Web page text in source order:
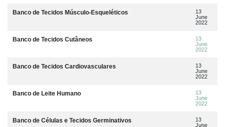
Banco de Tecidos Músculo-Esqueléticos
13
June
2022
Banco de Tecidos Cutâneos
13
June
2022
Banco de Tecidos Cardiovasculares
13
June
2022
Banco de Leite Humano
13
June
2022
Banco de Células e Tecidos Germinativos
13
June